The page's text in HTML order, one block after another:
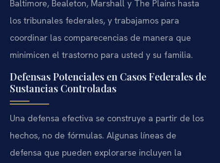
Baltimore, Bealeton, Marshall y The Plains hasta
los tribunales federales, y trabajamos para
coordinar las comparecencias de manera que
minimicen el trastorno para usted y su familia.
Defensas Potenciales en Casos Federales de
Sustancias Controladas
Una defensa efectiva se construye a partir de los
hechos, no de fórmulas. Algunas líneas de
defensa que pueden explorarse incluyen la